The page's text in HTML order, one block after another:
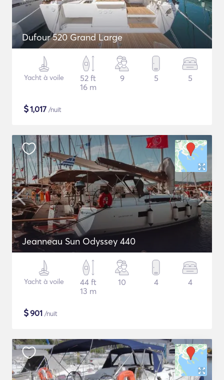
Dufour 520 Grand Large
Yacht à voile
52 ft
16 m
9 5 5
$1,017 /nuit
Jeanneau Sun Odyssey 440
Yacht à voile
44 ft
13 m
10 4 4
$901 /nuit